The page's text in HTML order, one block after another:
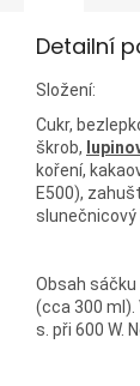
Detailní
Složení:
Cukr,
škrob,
koření,
E500),
slunečnicový
Obsah sáčku
(cca 300 ml).
s. při 600 W.